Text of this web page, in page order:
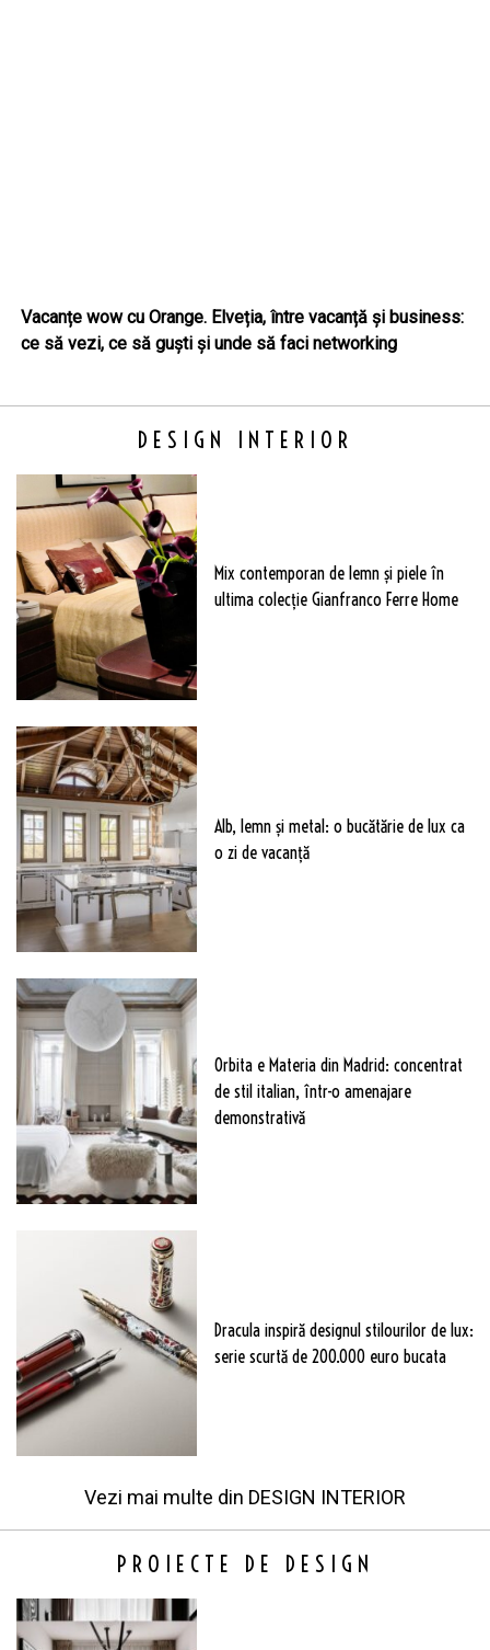
Vacanțe wow cu Orange. Elveția, între vacanță și business:
ce să vezi, ce să guști și unde să faci networking
DESIGN INTERIOR
Mix contemporan de lemn şi piele în
ultima colecție Gianfranco Ferre Home
Alb, lemn și metal: o bucătărie de lux ca
o zi de vacanță
Orbita e Materia din Madrid: concentrat
de stil italian, într-o amenajare
demonstrativă
Dracula inspiră designul stilourilor de lux:
serie scurtă de 200.000 euro bucata
Vezi mai multe din DESIGN INTERIOR
PROIECTE DE DESIGN